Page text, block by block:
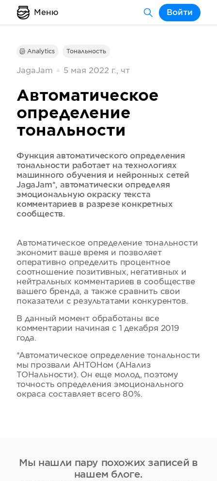
Меню Войти
Analytics Тональность
JagaJam 5 мая 2022 г., чт
Автоматическое
определение
тональности
Функция автоматического определения
тональности работает на технологиях
машинного обучения и нейронных сетей
JagaJam*, автоматически определяя
эмоциональную окраску текста
комментариев в разрезе конкретных
сообществ.
Автоматическое определение тональности
экономит ваше время и позволяет
оперативно определить процентное
соотношение позитивных, негативных и
нейтральных комментариев в сообществе
вашего бренда, а также сравнить свои
показатели с результатами конкурентов.
В данный момент обработаны все
комментарии начиная с 1 декабря 2019
года.
*Автоматическое определение тональности
мы прозвали АНТОНом (АНализ
ТОНальности). Он еще молод, поэтому
точность определения эмоционального
окраса составляет всего 80%.
Мы нашли пару похожих записей в
нашем блоге.